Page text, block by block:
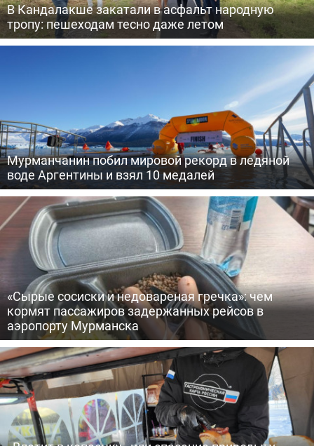
В Кандалакше закатали в асфальт народную
тропу: пешеходам тесно даже летом
Мурманчанин побил мировой рекорд в ледяной
воде Аргентины и взял 10 медалей
«Сырые сосиски и недовареная гречка»: чем
кормят пассажиров задержанных рейсов в
аэропорту Мурманска